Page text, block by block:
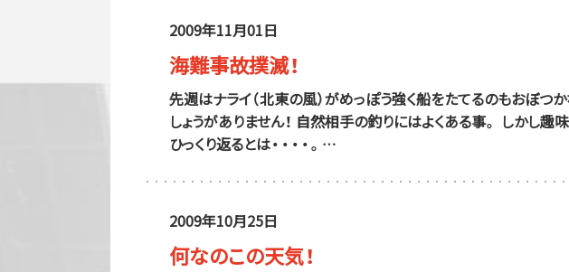
2009年11月01日
海難事故撲滅！
先週はナライ（北東の風）がめっぽう強く船をたてるのもおぼつ
しょうがありません！ 自然相手の釣りにはよくある事。 しかし趣
ひっくり返るとは・・・・。…
2009年10月25日
何なのこの天気！